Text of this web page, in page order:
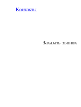
Контакты
Заказать звонок